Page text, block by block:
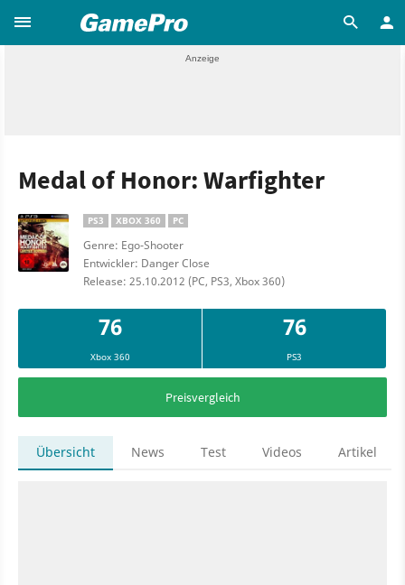
Medal of Honor: Warfighter
PS3 XBOX 360 PC
Genre: Ego-Shooter
Entwickler: Danger Close
Release: 25.10.2012 (PC, PS3, Xbox 360)
76
Xbox 360
76
PS3
Preisvergleich
Übersicht News Test Videos Artikel